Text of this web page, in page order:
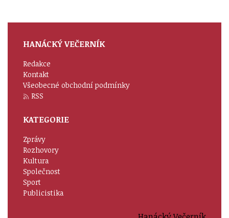
HANÁCKÝ VEČERNÍK
Redakce
Kontakt
Všeobecné obchodní podmínky
RSS
KATEGORIE
Zprávy
Rozhovory
Kultura
Společnost
Sport
Publicistika